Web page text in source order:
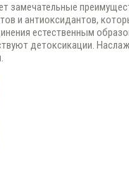
замечательные
и антиоксидантов,
естественным
детоксикации.